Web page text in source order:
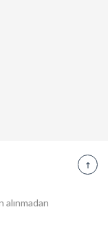
alınmadan